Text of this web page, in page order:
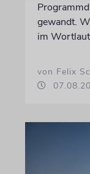
gewandt.
im Wortlaut
von Felix